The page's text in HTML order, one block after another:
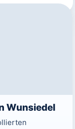
Wunsiedel